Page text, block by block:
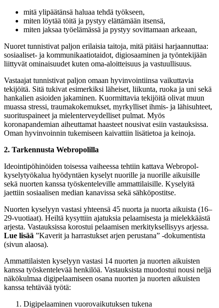
mitä ylipäätänsä haluaa tehdä työkseen,
miten löytää töitä ja pystyy elättämään itsensä,
miten jaksaa työelämässä ja pystyy sovittamaan arkeaan,
Nuoret tunnistivat paljon erilaisia taitoja, mitä pitäisi harjaannuttaa:
sosiaaliset- ja kommunikaatiotaidot, digiosaaminen ja työntekijään
liittyvät ominaisuudet kuten oma-aloitteisuus ja vastuullisuus.
Vastaajat tunnistivat paljon omaan hyvinvointiinsa vaikuttavia
tekijöitä. Sitä tukivat esimerkiksi läheiset, liikunta, ruoka ja uni sekä
hankalien asioiden jakaminen. Kuormittavia tekijöitä olivat muun
muassa stressi, traumakokemukset, myrkylliset ihmis- ja lähisuhteet,
suorituspaineet ja mielenterveydelliset pulmat. Myös
koronapandemian aiheuttamat haasteet nousivat esiin vastauksissa.
Oman hyvinvoinnin tukemiseen kaivattiin lisätietoa ja keinoja.
2. Tarkennusta Webropolilla
Ideointipöhinöiden toisessa vaiheessa tehtiin kattava Webropol-
kyselytyökalua hyödyntäen kyselyt nuorille ja nuorille aikuisille
sekä nuorten kanssa työskenteleville ammattilaisille. Kyselyitä
jaettiin sosiaalisen median kanavissa sekä sähköpostitse.
Nuorten kyselyyn vastasi yhteensä 45 nuorta ja nuorta aikuista (16–
29-vuotiaat). Heiltä kysyttiin ajatuksia pelaamisesta ja mielekkäästä
arjesta. Vastauksissa korostui pelaamisen merkityksellisyys arjessa.
Lue lisää ”Kaverit ja harrastukset arjen perustana” -dokumentista
(sivun alaosa).
Ammattilaisten kyselyyn vastasi 14 nuorten ja nuorten aikuisten
kanssa työskentelevää henkilöä. Vastauksista muodostui nousi neljä
näkökulmaa digipelaamiseen osana nuorten ja nuorten aikuisten
kanssa tehtävää työtä:
Digipelaaminen vuorovaikutuksen tukena